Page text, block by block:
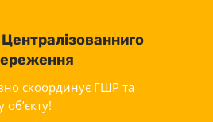
скоординує ГШР та